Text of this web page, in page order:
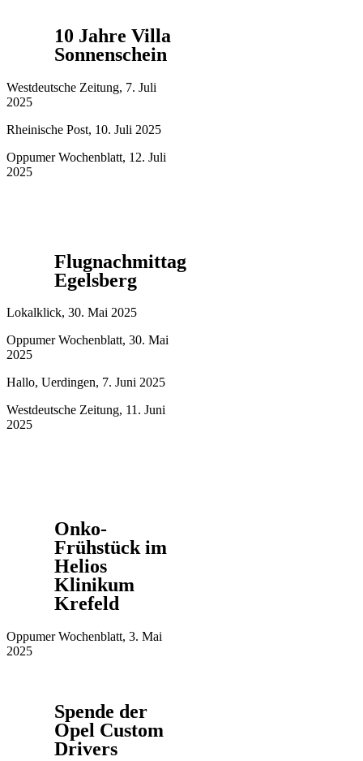
10 Jahre Villa
Sonnenschein
Westdeutsche Zeitung, 7. Juli
2025
Rheinische Post, 10. Juli 2025
Oppumer Wochenblatt, 12. Juli
2025
Flugnachmittag
Egelsberg
Lokalklick, 30. Mai 2025
Oppumer Wochenblatt, 30. Mai
2025
Hallo, Uerdingen, 7. Juni 2025
Westdeutsche Zeitung, 11. Juni
2025
Onko-
Frühstück im
Helios
Klinikum
Krefeld
Oppumer Wochenblatt, 3. Mai
2025
Spende der
Opel Custom
Drivers